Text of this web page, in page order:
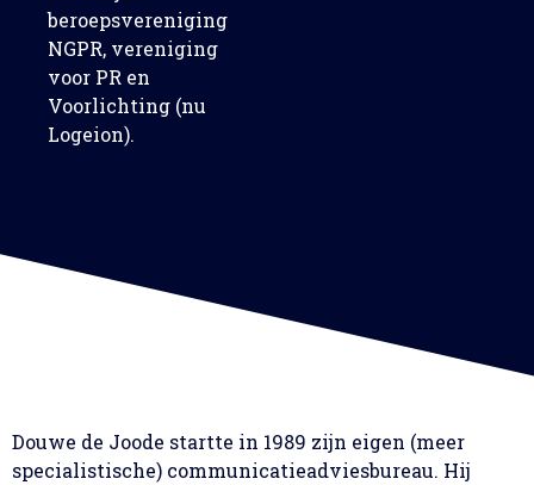
beroepsvereniging
NGPR, vereniging
voor PR en
Voorlichting (nu
Logeion).
Douwe de Joode startte in 1989 zijn eigen (meer
specialistische) communicatieadviesbureau. Hij